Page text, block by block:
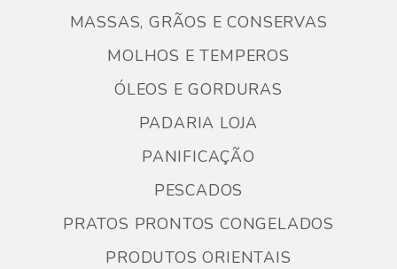
MASSAS, GRÃOS E CONSERVAS
MOLHOS E TEMPEROS
ÓLEOS E GORDURAS
PADARIA LOJA
PANIFICAÇÃO
PESCADOS
PRATOS PRONTOS CONGELADOS
PRODUTOS ORIENTAIS